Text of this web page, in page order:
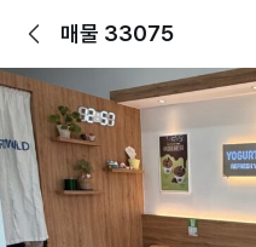
뒤로가기매물 33075